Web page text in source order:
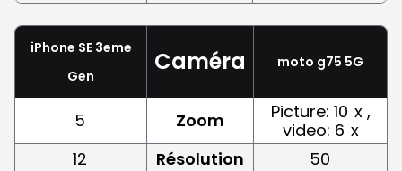
iPhone SE 3eme
Gen
Caméra moto g75 5G
5 Zoom Picture: 10 x ,
video: 6 x
12
Résolution
50